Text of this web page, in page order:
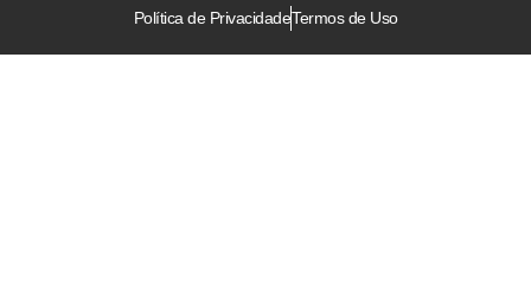
Política de PrivacidadeTermos de Uso